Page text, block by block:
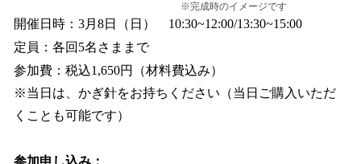
※完成時のイメージです
開催日時：3月8日（日） 10:30~12:00/13:30~15:00
定員：各回5名さままで
参加費：税込1,650円（材料費込み）
※当日は、かぎ針をお持ちください（当日ご購入いただ
くことも可能です）